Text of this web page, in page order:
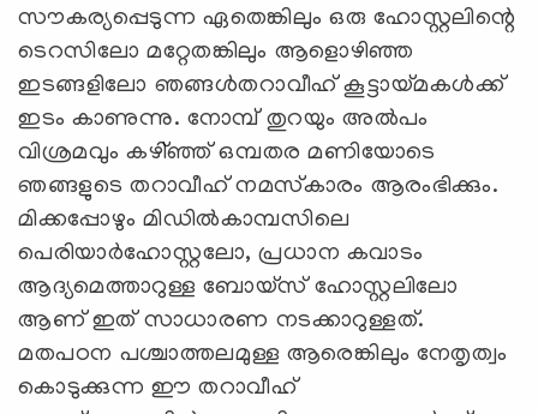
സൗകര്യപ്പെടുന്ന ഏതെങ്കിലും ഒരു ഹോസ്റ്റലിന്റെ
ടെറസിലോ മറ്റേതങ്കിലും ആളൊഴിഞ്ഞ
ഇടങ്ങളിലോ ഞങ്ങള്‍തറാവീഹ് കൂട്ടായ്മകള്‍ക്ക്
ഇടം കാണുന്നു. നോമ്പ് തുറയും അല്‍പം
വിശ്രമവും കഴി്ഞ്ഞ് ഒമ്പതര മണിയോടെ
ഞങ്ങളുടെ തറാവീഹ് നമസ്‌കാരം ആരംഭിക്കും.
മിക്കപ്പോഴും മിഡില്‍കാമ്പസിലെ
പെരിയാര്‍ഹോസ്റ്റലോ, പ്രധാന കവാടം
ആദ്യമെത്താറുള്ള ബോയ്‌സ് ഹോസ്റ്റലിലോ
ആണ് ഇത് സാധാരണ നടക്കാറുള്ളത്.
മതപഠന പശ്ചാത്തലമുള്ള ആരെങ്കിലും നേതൃത്വം
കൊടുക്കുന്ന ഈ തറാവീഹ്